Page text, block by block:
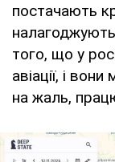
постачають
того, що у
авіації, і
на жаль,